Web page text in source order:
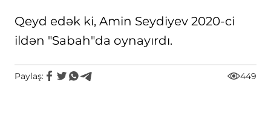
Qeyd edək ki, Amin Seydiyev 2020-ci
ildən "Sabah"da oynayırdı.
Paylaş: 449